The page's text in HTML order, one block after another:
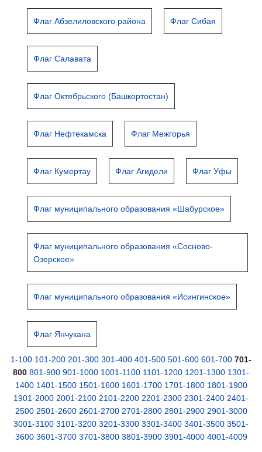
Флаг Абзелиловского района Флаг Сибая
Флаг Салавата
Флаг Октябрьского (Башкортостан)
Флаг Нефтекамска Флаг Межгорья
Флаг Кумертау Флаг Агидели Флаг Уфы
Флаг муниципального образования «Шабурское»
Флаг муниципального образования «Сосново-
Озерское»
Флаг муниципального образования «Исингинское»
Флаг Янчукана
1-100 101-200 201-300 301-400 401-500 501-600 601-700 701-
800 801-900 901-1000 1001-1100 1101-1200 1201-1300 1301-
1400 1401-1500 1501-1600 1601-1700 1701-1800 1801-1900
1901-2000 2001-2100 2101-2200 2201-2300 2301-2400 2401-
2500 2501-2600 2601-2700 2701-2800 2801-2900 2901-3000
3001-3100 3101-3200 3201-3300 3301-3400 3401-3500 3501-
3600 3601-3700 3701-3800 3801-3900 3901-4000 4001-4009